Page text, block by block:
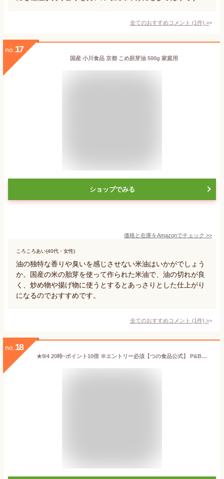
全てのおすすめコメント (1件) >
no. 17
国産 小川食品 京都 こめ胚芽油 500g 家庭用
ショップでみる
価格と在庫をAmazonでチェック >>
ころころあい(40代・女性)
油の独特な香りや臭いを感じさせない米油はいかがでしょう
か。国産の米の胎芽を使って作られた米油で、油の切れが良
く、炒め物や揚げ物に使うとするとあっさりとした仕上がり
になるのでおすすめです。
全てのおすすめコメント (1件) >
no. 18
★9/4 20時~ポイント10倍 ※エントリー必須【つの食品公式】 P&Bオイル 1500g 送料別｜米油 こめ油 国産 製菓 製パン 食用油 植物油 調味料 お菓子作り パン作り 健康 オリザノール ビタミンE 築野食品 TSUNO